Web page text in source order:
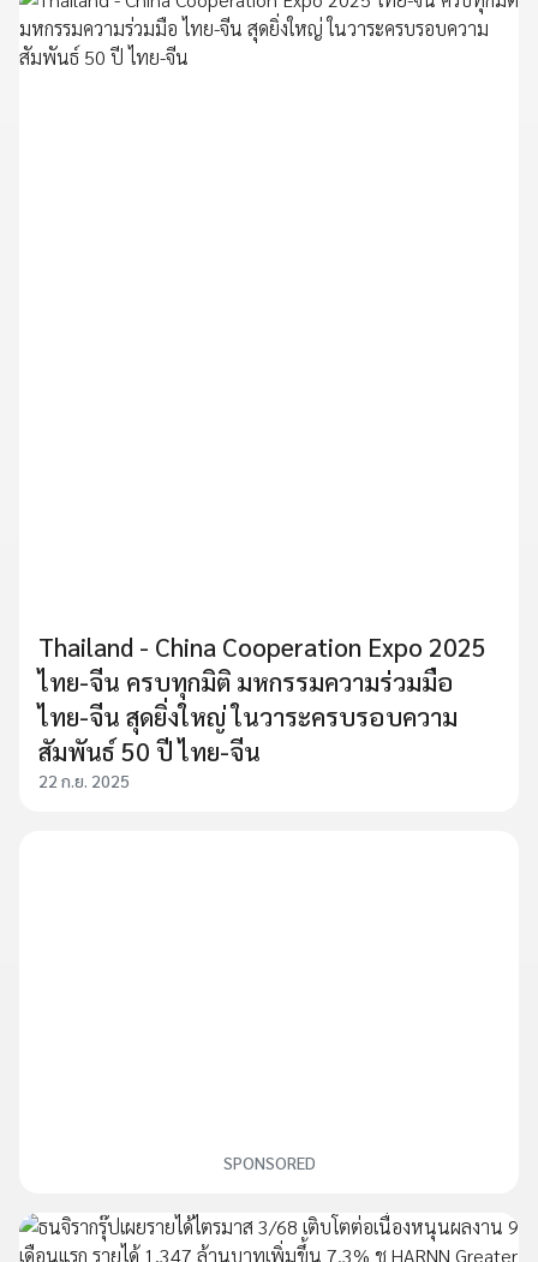
Thailand - China Cooperation Expo 2025
ไทย-จีน ครบทุกมิติ มหกรรมความร่วมมือ
ไทย-จีน สุดยิ่งใหญ่ ในวาระครบรอบความ
สัมพันธ์ 50 ปี ไทย-จีน
22 ก.ย. 2025
SPONSORED